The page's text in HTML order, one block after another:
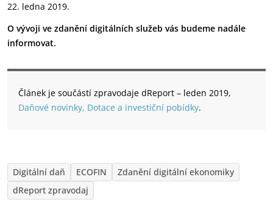
22. ledna 2019.
O vývoji ve zdanění digitálních služeb vás budeme nadále
informovat.
Článek je součástí zpravodaje dReport – leden 2019,
Daňové novinky, Dotace a investiční pobídky.
Digitální daň ECOFIN
Zdanění digitální ekonomiky
dReport zpravodaj